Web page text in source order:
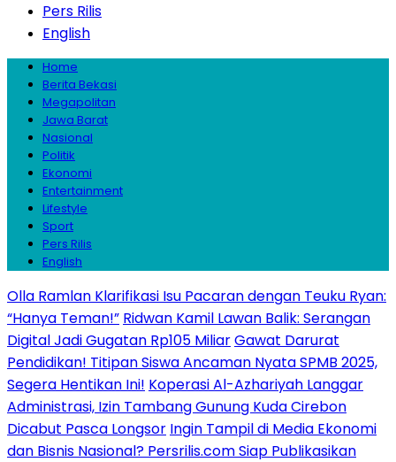
Pers Rilis
English
Home
Berita Bekasi
Megapolitan
Jawa Barat
Nasional
Politik
Ekonomi
Entertainment
Lifestyle
Sport
Pers Rilis
English
Olla Ramlan Klarifikasi Isu Pacaran dengan Teuku Ryan:
“Hanya Teman!” Ridwan Kamil Lawan Balik: Serangan
Digital Jadi Gugatan Rp105 MiliarGawat Darurat
Pendidikan! Titipan Siswa Ancaman Nyata SPMB 2025,
Segera Hentikan Ini! Koperasi Al-Azhariyah Langgar
Administrasi, Izin Tambang Gunung Kuda Cirebon
Dicabut Pasca Longsor Ingin Tampil di Media Ekonomi
dan Bisnis Nasional? Persrilis.com Siap Publikasikan